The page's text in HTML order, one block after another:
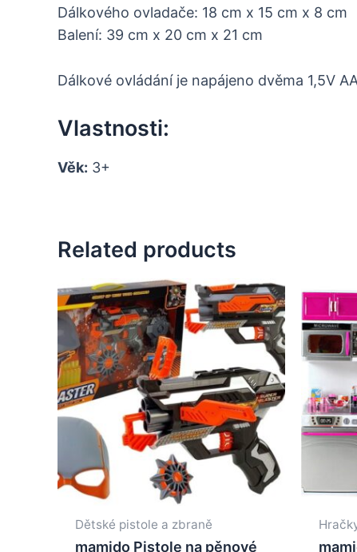
Dálkového ovladače: 18 cm x 15 cm x 8 cm
Balení: 39 cm x 20 cm x 21 cm
Dálkové ovládání je napájeno dvěma 1,5V
Vlastnosti:
Věk: 3+
Related products
Dětské pistole a zbraně
mamido Pistole na pěnové